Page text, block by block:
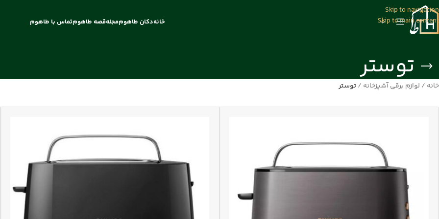
Skip to navigation
Skip to main content
خانهدکان طاهوممجلهقصه طاهومتماس با طاهوم
توستر
خانه / لوازم برقی آشپزخانه /توستر